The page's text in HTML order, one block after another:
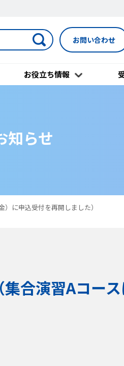
お問い合わせ
お役立ち情報
知らせ
に申込受付を再開しました）
合演習Aコー